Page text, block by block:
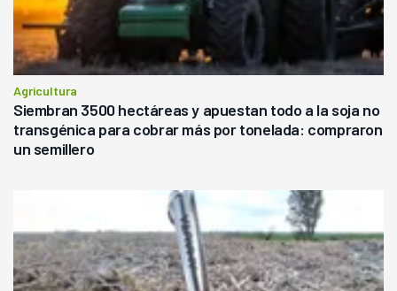
Agricultura
Siembran 3500 hectáreas y apuestan todo a la soja no
transgénica para cobrar más por tonelada: compraron
un semillero